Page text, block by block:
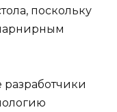
поскольку